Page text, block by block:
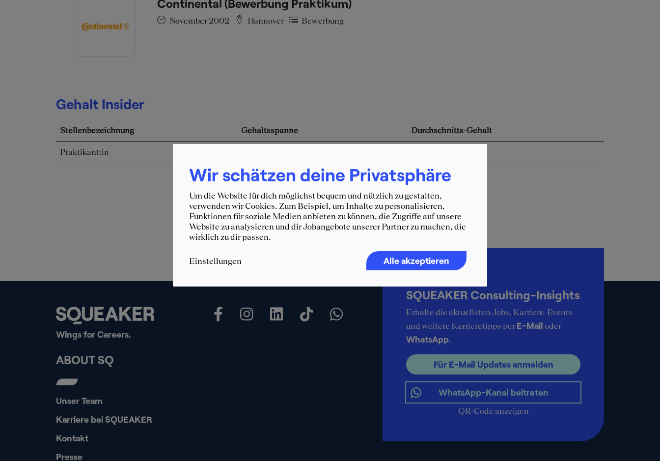
Continental (Bewerbung Praktikum)
November 2002 Hannover Bewerbung
Gehalt Insider
Stellenbezeichnung Gehaltsspanne Durchschnitts-Gehalt
Praktikant:in
Wings for Careers.
SQUEAKER Consulting-Insights
Erhalte die aktuellsten Jobs, Karriere-Events
und weitere Karrieretipps per E-Mail oder
WhatsApp.
Für E-Mail Updates anmelden
WhatsApp-Kanal beitreten
QR-Code anzeigen
ABOUT SQ
Unser Team
Karriere bei SQUEAKER
Kontakt
Presse
Wir schätzen deine Privatsphäre
Um die Website für dich möglichst bequem und nützlich zu gestalten,
verwenden wir Cookies. Zum Beispiel, um Inhalte zu personalisieren,
Funktionen für soziale Medien anbieten zu können, die Zugriffe auf unsere
Website zu analysieren und dir Jobangebote unserer Partner zu machen, die
wirklich zu dir passen.
Einstellungen Alle akzeptieren